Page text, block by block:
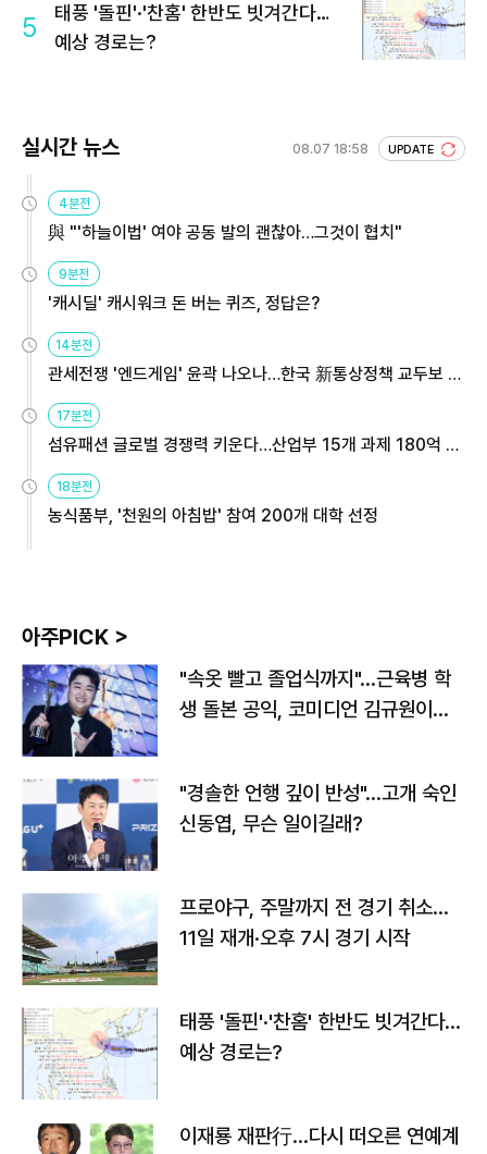
5
태풍 '돌핀'·'찬홈' 한반도 빗겨간다…
예상 경로는?
실시간 뉴스 08.07 18:58 UPDATE
4분전
與 "'하늘이법' 여야 공동 발의 괜찮아…그것이 협치"
9분전
'캐시딜' 캐시워크 돈 버는 퀴즈, 정답은?
14분전
관세전쟁 '엔드게임' 윤곽 나오나…한국 新통상정책 교두보 활
용해야
17분전
섬유패션 글로벌 경쟁력 키운다…산업부 15개 과제 180억 지
원
18분전
농식품부, '천원의 아침밥' 참여 200개 대학 선정
아주PICK >
"속옷 빨고 졸업식까지"…근육병 학
생 돌본 공익, 코미디언 김규원이었
"경솔한 언행 깊이 반성"…고개 숙인
신동엽, 무슨 일이길래?
프로야구, 주말까지 전 경기 취소…
11일 재개·오후 7시 경기 시작
태풍 '돌핀'·'찬홈' 한반도 빗겨간다…
예상 경로는?
이재룡 재판行…다시 떠오른 연예계